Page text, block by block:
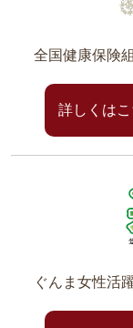
全国健康保険
詳しくは
ぐんま女性活